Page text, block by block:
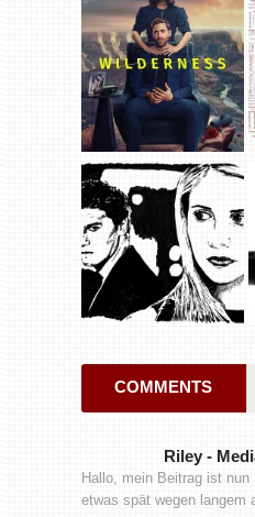
COMMENTS
Riley-
Hallo, mein Beitrag ist nun
etwas spät wegen langem